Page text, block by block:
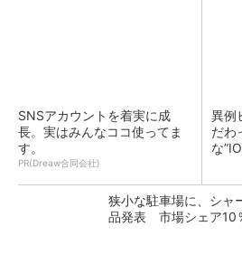
SNSアカウントを着実に成
長。実はみんなココ使ってま
す。
PR(Dreaw合同会社)
異例
だわ
な
狭小な駐車場に、シャ
品発表 市場シェア10